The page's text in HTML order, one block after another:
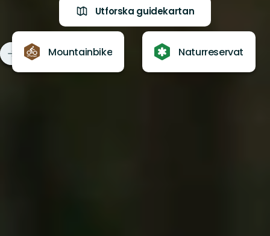
Utforska guidekartan
Mountainbike Naturreservat